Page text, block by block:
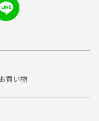
買い物